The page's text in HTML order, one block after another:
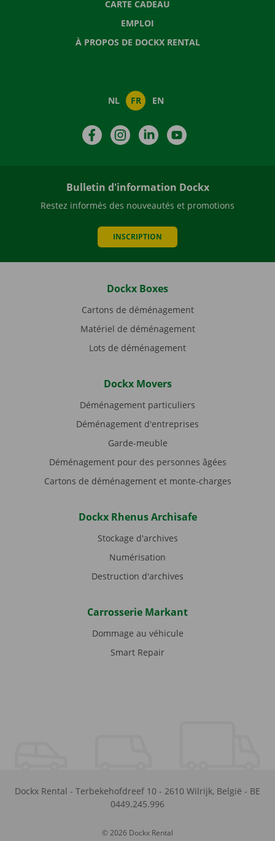
CARTE CADEAU
EMPLOI
À PROPOS DE DOCKX RENTAL
NL FR EN
FacebookInstagramLinkedIn
Bulletin d'information Dockx
Restez informés des nouveautés et promotions
INSCRIPTION
Dockx Boxes
Cartons de déménagement
Matériel de déménagement
Lots de déménagement
Dockx Movers
Déménagement particuliers
Déménagement d'entreprises
Garde-meuble
Déménagement pour des personnes âgées
Cartons de déménagement et monte-charges
Dockx Rhenus Archisafe
Stockage d'archives
Numérisation
Destruction d'archives
Carrosserie Markant
Dommage au véhicule
Smart Repair
Dockx Rental - Terbekehofdreef 10 - 2610 Wilrijk, België - BE
0449.245.996
© 2026 Dockx Rental